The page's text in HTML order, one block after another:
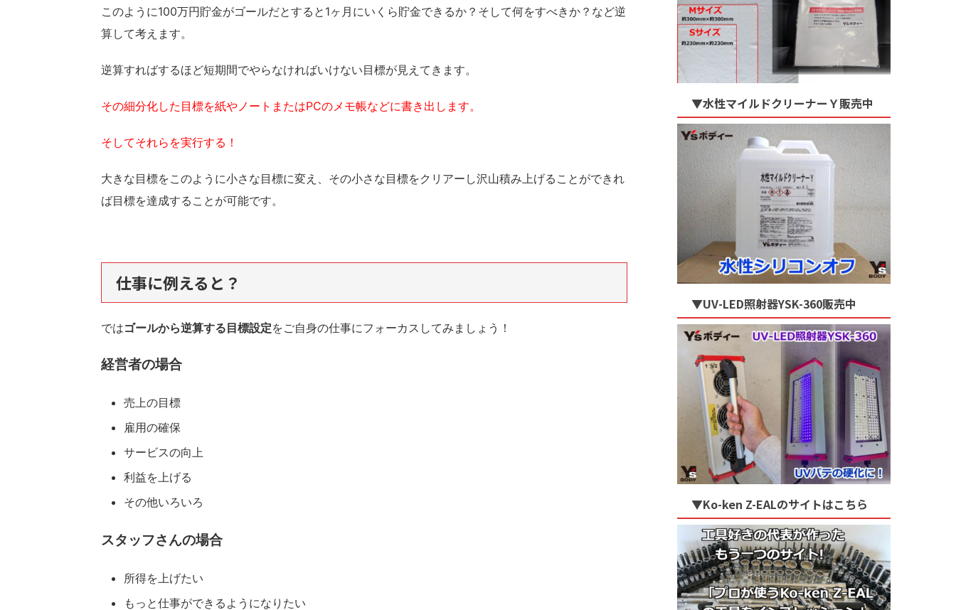
このように100万円貯金がゴールだとすると1ヶ月にいくら貯金できるか？そして何をすべきか？など逆
算して考えます。
逆算すればするほど短期間でやらなければいけない目標が見えてきます。
その細分化した目標を紙やノートまたはPCのメモ帳などに書き出します。
そしてそれらを実行する！
大きな目標をこのように小さな目標に変え、その小さな目標をクリアーし沢山積み上げることができれ
ば目標を達成することが可能です。
仕事に例えると？
ではゴールから逆算する目標設定をご自身の仕事にフォーカスしてみましょう！
経営者の場合
売上の目標
雇用の確保
サービスの向上
利益を上げる
その他いろいろ
スタッフさんの場合
所得を上げたい
もっと仕事ができるようになりたい
▼水性マイルドクリーナーＹ販売中
▼UV-LED照射器YSK-360販売中
▼Ko-ken Z-EALのサイトはこちら